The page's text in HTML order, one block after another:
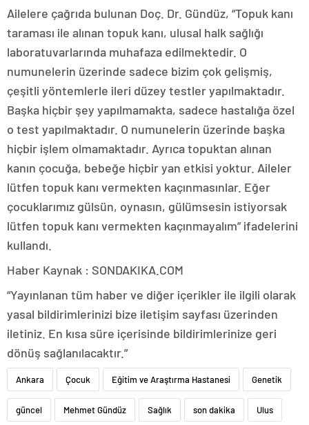
Ailelere çağrıda bulunan Doç. Dr. Gündüz, “Topuk kanı
taraması ile alınan topuk kanı, ulusal halk sağlığı
laboratuvarlarında muhafaza edilmektedir. O
numunelerin üzerinde sadece bizim çok gelişmiş,
çeşitli yöntemlerle ileri düzey testler yapılmaktadır.
Başka hiçbir şey yapılmamakta, sadece hastalığa özel
o test yapılmaktadır. O numunelerin üzerinde başka
hiçbir işlem olmamaktadır. Ayrıca topuktan alınan
kanın çocuğa, bebeğe hiçbir yan etkisi yoktur. Aileler
lütfen topuk kanı vermekten kaçınmasınlar. Eğer
çocuklarımız gülsün, oynasın, gülümsesin istiyorsak
lütfen topuk kanı vermekten kaçınmayalım” ifadelerini
kullandı.
Haber Kaynak : SONDAKIKA.COM
“Yayınlanan tüm haber ve diğer içerikler ile ilgili olarak
yasal bildirimlerinizi bize iletişim sayfası üzerinden
iletiniz. En kısa süre içerisinde bildirimlerinize geri
dönüş sağlanılacaktır.”
Ankara Çocuk Eğitim ve Araştırma Hastanesi Genetik
güncel Mehmet Gündüz Sağlık son dakika Ulus